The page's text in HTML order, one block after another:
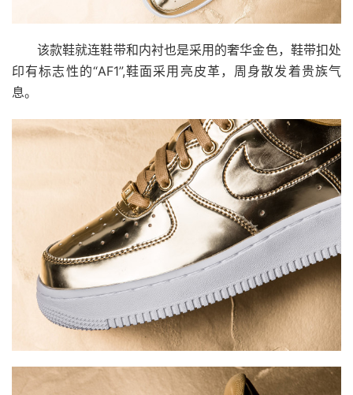
该款鞋就连鞋带和内衬也是采用的奢华金色，鞋带扣处
印有标志性的“AF1”,鞋面采用亮皮革，周身散发着贵族气
息。